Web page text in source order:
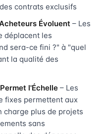
contrats exclusifs
Évoluent – Les
déplacent les
sera-ce fini ?" à "quel
la qualité des
l'Échelle – Les
fixes permettent aux
charge plus de projets
sans